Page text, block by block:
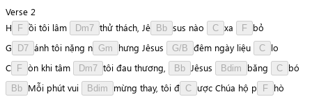
Verse 2
H
F ồi tôi lâm Dm7 thử thách, Jê Bb sus nào C xa F bỏ
G
D7 ánh tôi nặng n Gm hưng Jêsus G/B đêm ngày liệu C lo
C
F òn khi tâm Dm7 tôi đau thương, Bb Jêsus Bdim băng C bó
Bb Mỗi phút vui Bdim mừng thay, tôi đ C ược Chúa hộ p F hò